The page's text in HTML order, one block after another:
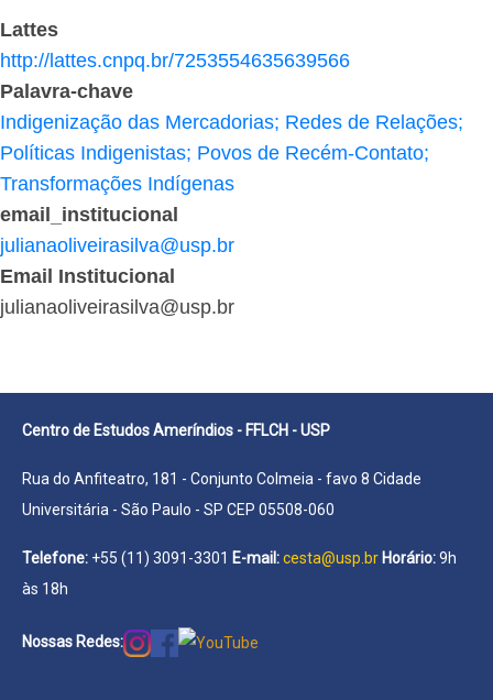
Lattes
http://lattes.cnpq.br/7253554635639566
Palavra-chave
Indigenização das Mercadorias; Redes de Relações;
Políticas Indigenistas; Povos de Recém-Contato;
Transformações Indígenas
email_institucional
julianaoliveirasilva@usp.br
Email Institucional
julianaoliveirasilva@usp.br
Centro de Estudos Ameríndios - FFLCH - USP
Rua do Anfiteatro, 181 - Conjunto Colmeia - favo 8 Cidade
Universitária - São Paulo - SP CEP 05508-060
Telefone: +55 (11) 3091-3301 E-mail:cesta@usp.br Horário:9h
às 18h
Nossas Redes: